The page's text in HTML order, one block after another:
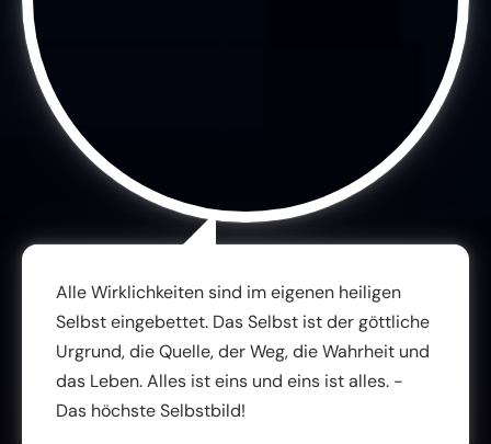
Alle Wirklichkeiten sind im eigenen heiligen
Selbst eingebettet. Das Selbst ist der göttliche
Urgrund, die Quelle, der Weg, die Wahrheit und
das Leben. Alles ist eins und eins ist alles. -
Das höchste Selbstbild!